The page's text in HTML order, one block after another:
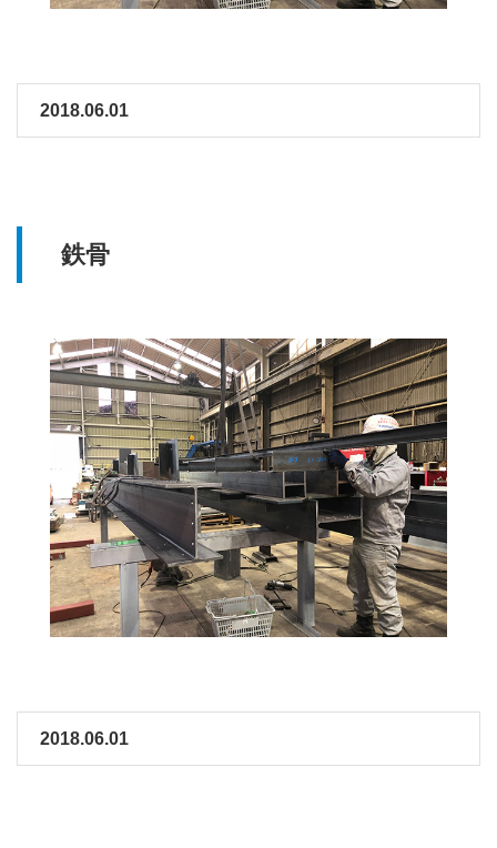
2018.06.01
鉄骨
2018.06.01